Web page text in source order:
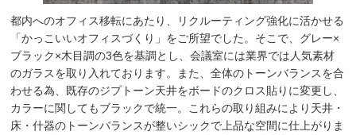
都内へのオフィス移転にあたり、リクルーティング強化に活かせる
「かっこいいオフィスづくり」をご所望でした。そこで、グレー×
ブラック×木目調の3色を基調とし、会議室には業界では人気素材
のガラスを取り入れております。また、全体のトーンバランスを合
わせる為、既存のジプトーン天井をボードのクロス貼りに変更し、
カラーに関してもブラックで統一。これらの取り組みにより天井・
床・什器のトーンバランスが整いシックで上品な空間に仕上がりま